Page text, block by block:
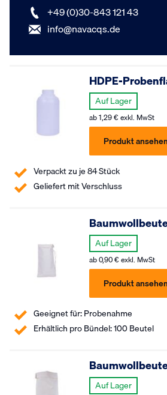
+49 (0)30-843 121 43
info@navacqs.de
Verpackt zu je 84 Stück
Geliefert mit Verschluss
HDPE-
Auf Lager
ab1,29€ exkl. MwSt
Produkt ansehen
Geeignet für: Probenahme
Erhältlich pro Bündel: 100 Beutel
Auf Lager
ab0,90€ exkl. MwSt
Produkt ansehen
Auf Lager